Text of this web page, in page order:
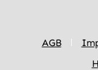
AGB